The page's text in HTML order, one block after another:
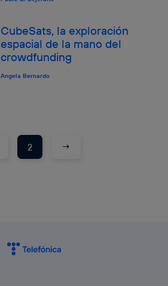
CubeSats, la exploración
espacial de la mano del
crowdfunding
Angela Bernardo
2 →